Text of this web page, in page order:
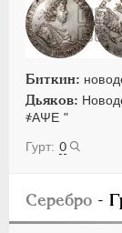
Биткин:
Дьяков:
҂АΨЕ "
0
Серебро -